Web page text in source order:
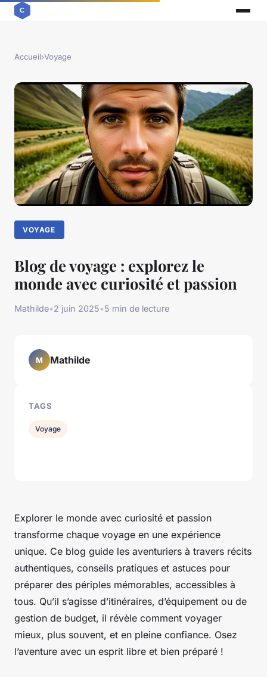
Accueil›Voyage
VOYAGE
Blog de voyage : explorez le
monde avec curiosité et passion
Mathilde•2 juin 2025•5 min de lecture
Explorer le monde avec curiosité et passion
transforme chaque voyage en une expérience
unique. Ce blog guide les aventuriers à travers récits
authentiques, conseils pratiques et astuces pour
préparer des périples mémorables, accessibles à
tous. Qu’il s’agisse d’itinéraires, d’équipement ou de
gestion de budget, il révèle comment voyager
mieux, plus souvent, et en pleine confiance. Osez
l’aventure avec un esprit libre et bien préparé !
M Mathilde
TAGS
Voyage